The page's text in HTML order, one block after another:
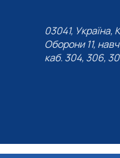
03041, Україна,
Оборони 11,
каб. 304, 306,